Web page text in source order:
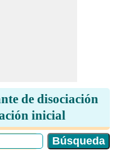
de disociación
inicial